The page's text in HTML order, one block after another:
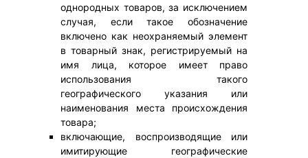
однородных товаров, за исключением
случая, если такое обозначение
включено как неохраняемый элемент
в товарный знак, регистрируемый на
имя лица, которое имеет право
использования такого
географического указания или
наименования места происхождения
товара;
включающие, воспроизводящие или
имитирующие географические